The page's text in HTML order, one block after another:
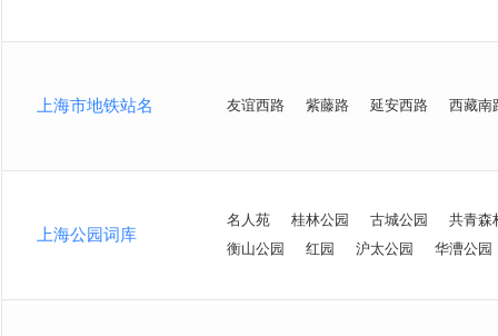
上海市地铁站名 友谊西路 紫藤路 延安西路 西藏南
上海公园词库
名人苑 桂林公园 古城公园
共青森
衡山公园
红园 沪太公园 华漕公园